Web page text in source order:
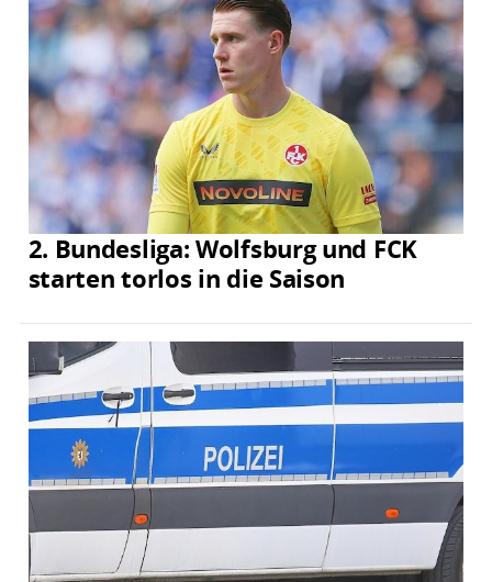
2. Bundesliga: Wolfsburg und FCK
starten torlos in die Saison